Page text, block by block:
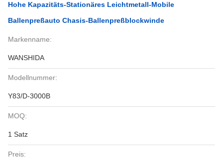
Hohe Kapazitäts-Stationäres Leichtmetall-Mobile
Ballenpreßauto Chasis-Ballenpreßblockwinde
Markenname:
WANSHIDA
Modellnummer:
Y83/D-3000B
MOQ:
1 Satz
Preis: